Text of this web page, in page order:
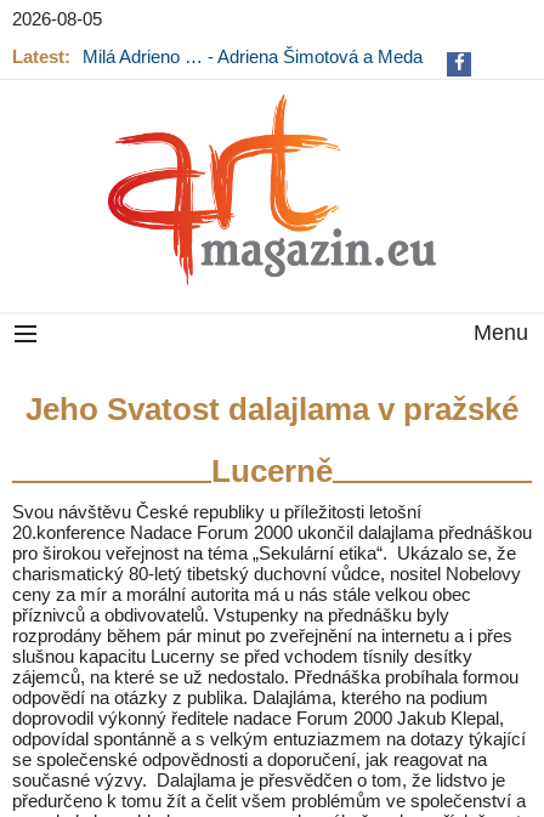
2026-08-05
Latest:
Milá Adrieno … - Adriena Šimotová a Meda
Menu
Jeho Svatost dalajlama v pražské
Lucerně
Svou návštěvu České republiky u příležitosti letošní
20.konference Nadace Forum 2000 ukončil dalajlama přednáškou
pro širokou veřejnost na téma „Sekulární etika“. Ukázalo se, že
charismatický 80-letý tibetský duchovní vůdce, nositel Nobelovy
ceny za mír a morální autorita má u nás stále velkou obec
příznivců a obdivovatelů. Vstupenky na přednášku byly
rozprodány během pár minut po zveřejnění na internetu a i přes
slušnou kapacitu Lucerny se před vchodem tísnily desítky
zájemců, na které se už nedostalo. Přednáška probíhala formou
odpovědí na otázky z publika. Dalajláma, kterého na podium
doprovodil výkonný ředitele nadace Forum 2000 Jakub Klepal,
odpovídal spontánně a s velkým entuziazmem na dotazy týkající
se společenské odpovědnosti a doporučení, jak reagovat na
současné výzvy. Dalajlama je přesvědčen o tom, že lidstvo je
předurčeno k tomu žít a čelit všem problémům ve společenství a